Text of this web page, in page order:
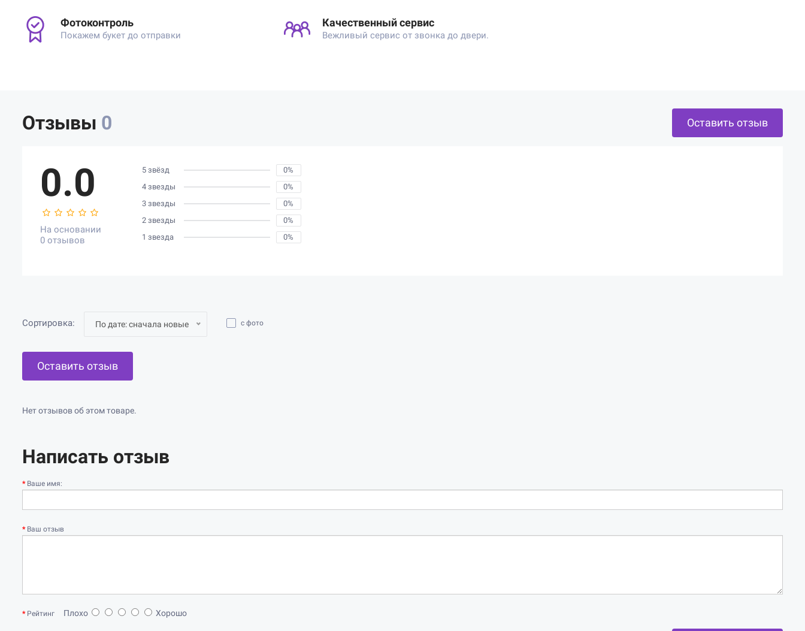
Фотоконтроль
Покажем букет до отправки
Качественный сервис
Вежливый сервис от звонка до двери.
Отзывы 0 Оставить отзыв
0.0
На основании
0 отзывов
5 звёзд
0%
4 звезды
0%
3 звезды
0%
2 звезды
0%
1 звезда
0%
Сортировка: По дате: сначала новые с фото
Оставить отзыв
Нет отзывов об этом товаре.
Написать отзыв
Ваше имя:
Ваш отзыв
Рейтинг Плохо Хорошо